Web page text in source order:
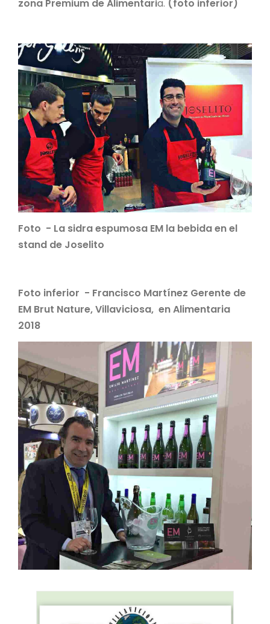
zona Premium de Alimentaria. (foto inferior)
Foto - La sidra espumosa EM la bebida en el
stand de Joselito
Foto inferior - Francisco Martínez Gerente de
EM Brut Nature, Villaviciosa, en Alimentaria
2018